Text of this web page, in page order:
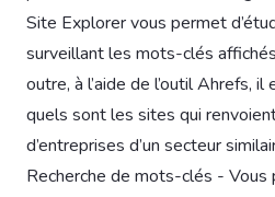
Site Explorer vous permet
surveillant les mots-clés
outre, à l’aide de l’outil Ahrefs,
quels sont les sites qui
d’entreprises d’un secteur
Recherche de mots-clés - Vous